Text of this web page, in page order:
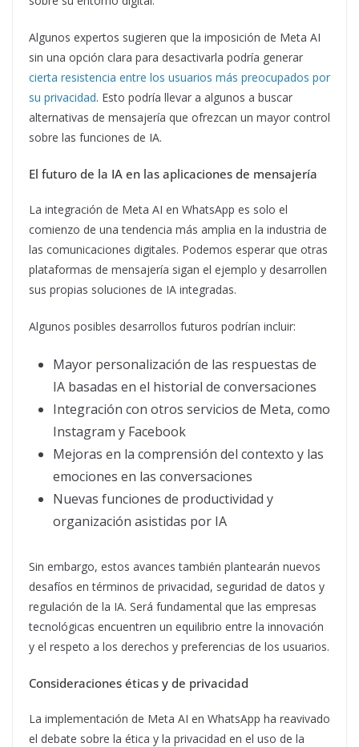
Algunos expertos sugieren que la imposición de Meta AI
sin una opción clara para desactivarla podría generar
cierta resistencia entre los usuarios más preocupados por
su privacidad. Esto podría llevar a algunos a buscar
alternativas de mensajería que ofrezcan un mayor control
sobre las funciones de IA.
El futuro de la IA en las aplicaciones de mensajería
La integración de Meta AI en WhatsApp es solo el
comienzo de una tendencia más amplia en la industria de
las comunicaciones digitales. Podemos esperar que otras
plataformas de mensajería sigan el ejemplo y desarrollen
sus propias soluciones de IA integradas.
Algunos posibles desarrollos futuros podrían incluir:
Mayor personalización de las respuestas de
IA basadas en el historial de conversaciones
Integración con otros servicios de Meta, como
Instagram y Facebook
Mejoras en la comprensión del contexto y las
emociones en las conversaciones
Nuevas funciones de productividad y
organización asistidas por IA
Sin embargo, estos avances también plantearán nuevos
desafíos en términos de privacidad, seguridad de datos y
regulación de la IA. Será fundamental que las empresas
tecnológicas encuentren un equilibrio entre la innovación
y el respeto a los derechos y preferencias de los usuarios.
Consideraciones éticas y de privacidad
La implementación de Meta AI en WhatsApp ha reavivado
el debate sobre la ética y la privacidad en el uso de la